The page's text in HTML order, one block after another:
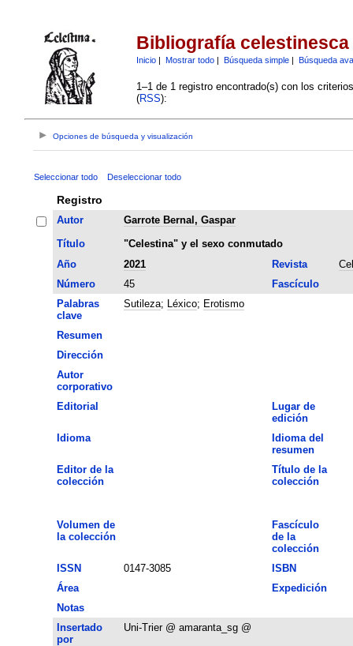
Bibliografía celestinesca
Inicio| Mostrar todo| Búsqueda simple| Búsqueda
1–1 de 1 registro encontrado(s) con los
(RSS):
Opciones de búsqueda y visualización
Seleccionar todo Deseleccionar todo
Registro
Autor
Garrote Bernal, Gaspar
Título
"Celestina" y el sexo conmutado
Año
2021 Revista
Número
45
Fascículo
Palabras
clave
Sutileza; Léxico; Erotismo
Resumen
Dirección
Autor
corporativo
Editorial
Lugar de
edición
Idioma
Idioma del
resumen
Editor de la
colección
Título de la
colección
Volumen de
la colección
Fascículo
de la
colección
ISSN
0147-3085
ISBN
Área
Expedición
Notas
Insertado
por
Uni-Trier @ amaranta_sg @